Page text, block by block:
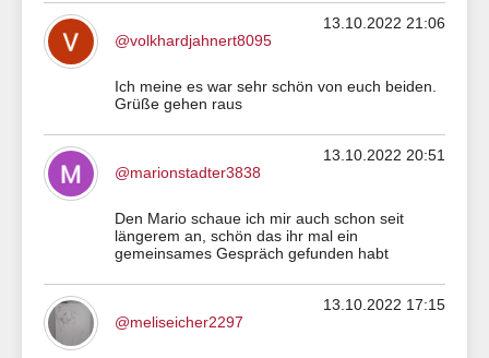
13.10.2022 21:06
@volkhardjahnert8095
Ich meine es war sehr schön von euch beiden.
Grüße gehen raus
13.10.2022 20:51
@marionstadter3838
Den Mario schaue ich mir auch schon seit
längerem an, schön das ihr mal ein
gemeinsames Gespräch gefunden habt
13.10.2022 17:15
@meliseicher2297